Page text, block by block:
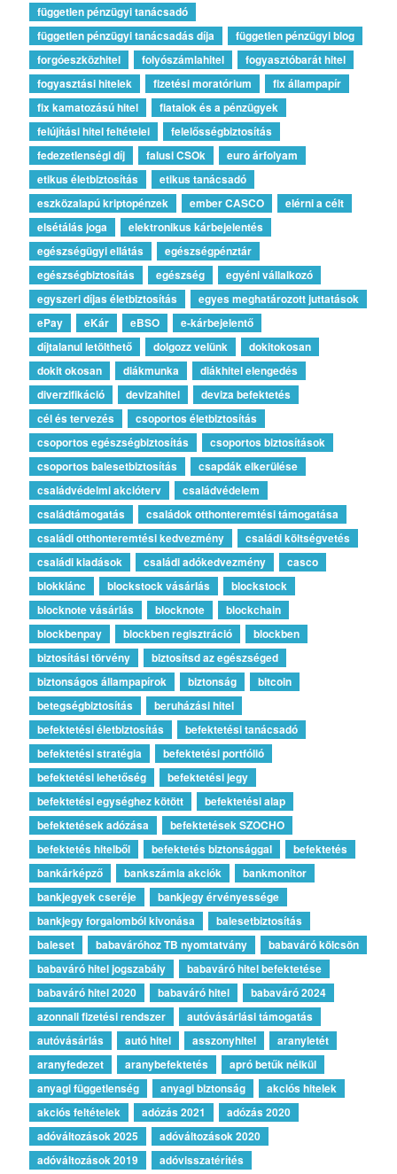
független pénzügyi tanácsadó
független pénzügyi tanácsadás díja
független pénzügyi blog
forgóeszközhitel
folyószámlahitel
fogyasztóbarát hitel
fogyasztási hitelek
fizetési moratórium
fix állampapír
fix kamatozású hitel
fiatalok és a pénzügyek
felújítási hitel feltételei
felelősségbiztosítás
fedezetlenségi díj
falusi CSOk
euro árfolyam
etikus életbiztosítás
etikus tanácsadó
eszközalapú kriptopénzek
ember CASCO
elérni a célt
elsétálás joga
elektronikus kárbejelentés
egészségügyi ellátás
egészségpénztár
egészségbiztosítás
egészség
egyéni vállalkozó
egyszeri díjas életbiztosítás
egyes meghatározott juttatások
ePay
eKár eBSO
e-kárbejelentő
díjtalanul letölthető
dolgozz velünk
dokitokosan
dokit okosan
diákmunka
diákhitel elengedés
diverzifikáció
devizahitel
deviza befektetés
cél és tervezés
csoportos életbiztosítás
csoportos egészségbiztosítás
csoportos biztosítások
csoportos balesetbiztosítás
csapdák elkerülése
családvédelmi akcióterv
családvédelem
családtámogatás
családok otthonteremtési támogatása
családi otthonteremtési kedvezmény
családi költségvetés
családi kiadások
családi adókedvezmény
casco
blokklánc
blockstock vásárlás
blockstock
blocknote vásárlás
blocknote
blockchain
blockbenpay
blockben regisztráció
blockben
biztosítási törvény
biztosítsd az egészséged
biztonságos állampapírok
biztonság
bitcoin
betegségbiztosítás
beruházási hitel
befektetési életbiztosítás
befektetési tanácsadó
befektetési stratégia
befektetési portfólió
befektetési lehetőség
befektetési jegy
befektetési egységhez kötött
befektetési alap
befektetések adózása
befektetések SZOCHO
befektetés hitelből
befektetés biztonsággal
befektetés
bankárképző
bankszámla akciók
bankmonitor
bankjegyek cseréje
bankjegy érvényessége
bankjegy forgalomból kivonása
balesetbiztosítás
baleset
babaváróhoz TB nyomtatvány
babaváró kölcsön
babaváró hitel jogszabály
babaváró hitel befektetése
babaváró hitel 2020
babaváró hitel
babaváró 2024
azonnali fizetési rendszer
autóvásárlási támogatás
autóvásárlás
autó hitel asszonyhitel
aranyletét
aranyfedezet
aranybefektetés
apró betűk nélkül
anyagi függetlenség
anyagi biztonság
akciós hitelek
akciós feltételek
adózás 2021
adózás 2020
adóváltozások 2025
adóváltozások 2020
adóváltozások 2019
adóvisszatérítés